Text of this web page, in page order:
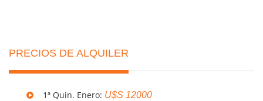
PRECIOS DE ALQUILER
1ª Quin. Enero: U$S 12000